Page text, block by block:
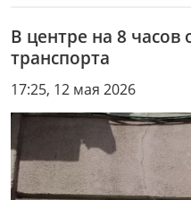
В центре на 8
транспорта
17:25, 12 мая 2026